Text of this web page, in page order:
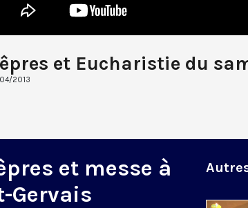
et Eucharistie du
2013
et messe à
Gervais